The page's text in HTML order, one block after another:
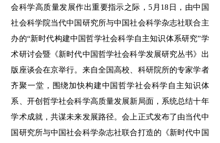
会科学高质量发展作出重要指示之际，5月18日，由中国
社会科学院当代中国研究所与中国社会科学杂志社联合主
办的“新时代构建中国哲学社会科学自主知识体系研究”学
术研讨会暨《新时代中国哲学社会科学发展研究丛书》出
版座谈会在京举行。来自全国高校、科研院所的专家学者
齐聚一堂，围绕加快构建中国哲学社会科学自主知识体
系、开创哲学社会科学高质量发展新局面，系统总结十年
学术成就，共谋未来发展路径。会上正式发布了由当代中
国研究所与中国社会科学杂志社联合打造的《新时代中国